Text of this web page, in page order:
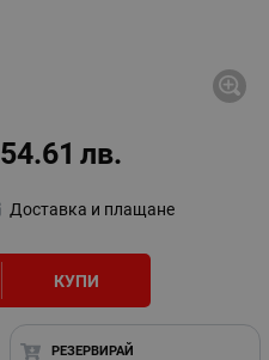
54.61 лв.
Доставка и плащане
КУПИ
РЕЗЕРВИРАЙ